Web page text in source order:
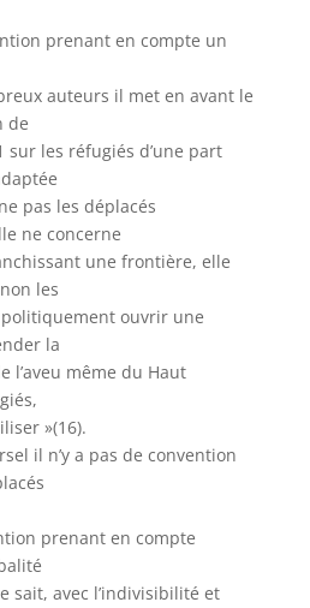
prenant en compte un
auteurs il met en avant le
de
sur les réfugiés d’une part
pas les déplacés
ne concerne
une frontière, elle
les
ouvrir une
la
l’aveu même du Haut
»(16).
il n’y a pas de convention
prenant en compte
sait, avec l’indivisibilité et